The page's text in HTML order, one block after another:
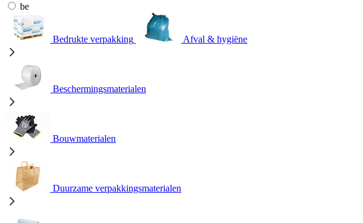
be
Bedrukte verpakking Afval & hygiëne
Beschermingsmaterialen
Bouwmaterialen
Duurzame verpakkingsmaterialen